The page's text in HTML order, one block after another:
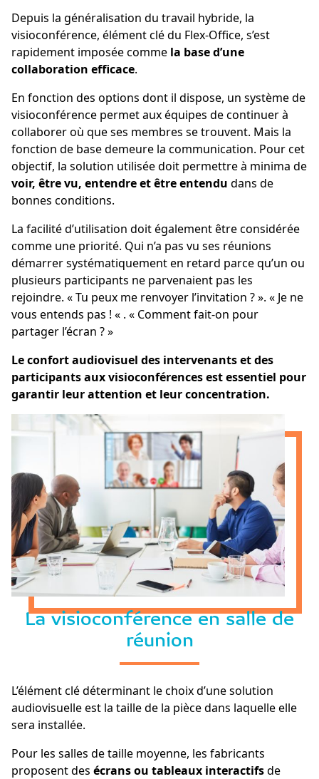
Depuis la généralisation du travail hybride, la
visioconférence, élément clé du Flex-Office, s’est
rapidement imposée comme la base d’une
collaboration efficace.
En fonction des options dont il dispose, un système de
visioconférence permet aux équipes de continuer à
collaborer où que ses membres se trouvent. Mais la
fonction de base demeure la communication. Pour cet
objectif, la solution utilisée doit permettre à minima de
voir, être vu, entendre et être entendu dans de
bonnes conditions.
La facilité d’utilisation doit également être considérée
comme une priorité. Qui n’a pas vu ses réunions
démarrer systématiquement en retard parce qu’un ou
plusieurs participants ne parvenaient pas les
rejoindre. « Tu peux me renvoyer l’invitation ? ». « Je ne
vous entends pas ! « . « Comment fait-on pour
partager l’écran ? »
Le confort audiovisuel des intervenants et des
participants aux visioconférences est essentiel pour
garantir leur attention et leur concentration.
La visioconférence en salle de
réunion
L’élément clé déterminant le choix d’une solution
audiovisuelle est la taille de la pièce dans laquelle elle
sera installée.
Pour les salles de taille moyenne, les fabricants
proposent des écrans ou tableaux interactifsde